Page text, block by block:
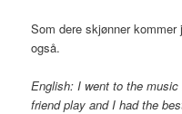
Som dere skjønner
også.
English: I went to the
friend play and I had the